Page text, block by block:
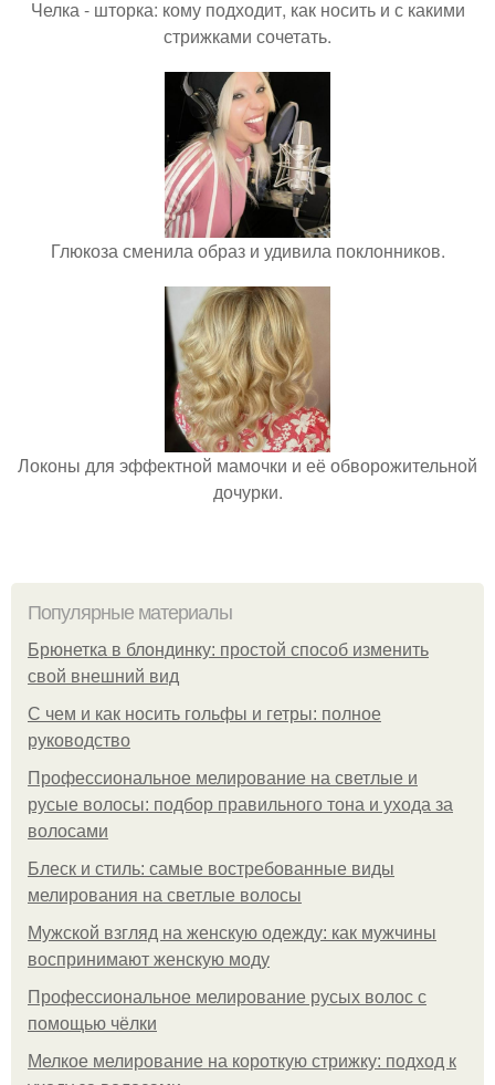
Челка - шторка: кому подходит, как носить и с какими
стрижками сочетать.
Глюкоза сменила образ и удивила поклонников.
Локоны для эффектной мамочки и её обворожительной
дочурки.
Популярные материалы
Брюнетка в блондинку: простой способ изменить
свой внешний вид
С чем и как носить гольфы и гетры: полное
руководство
Профессиональное мелирование на светлые и
русые волосы: подбор правильного тона и ухода за
волосами
Блеск и стиль: самые востребованные виды
мелирования на светлые волосы
Мужской взгляд на женскую одежду: как мужчины
воспринимают женскую моду
Профессиональное мелирование русых волос с
помощью чёлки
Мелкое мелирование на короткую стрижку: подход к